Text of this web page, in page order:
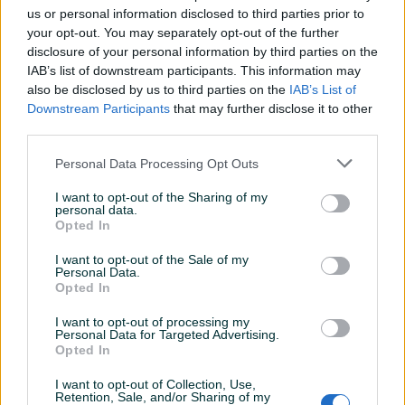
us or personal information disclosed to third parties prior to
your opt-out. You may separately opt-out of the further
disclosure of your personal information by third parties on the
IAB’s list of downstream participants. This information may
also be disclosed by us to third parties on the IAB’s List of
Downstream Participants that may further disclose it to other
Personal Data Processing Opt Outs
I want to opt-out of the Sharing of my
personal data.
Opted In
I want to opt-out of the Sale of my
Personal Data.
Opted In
I want to opt-out of processing my
Personal Data for Targeted Advertising.
Opted In
I want to opt-out of Collection, Use,
Retention, Sale, and/or Sharing of my
Dostupno
Automatski sklopivi vrtni
dogadjanja, 3x3 m, b
174 KM
Dostupno
Ljetnikovac paviljon
pergola
Na upit
sekcijom
160 x 350 cm, antracit,
uvlačiva